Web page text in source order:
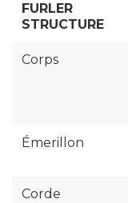
FURLER
STRUCTURE
Corps
Émerillon
Corde